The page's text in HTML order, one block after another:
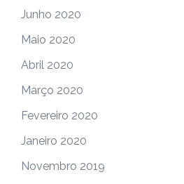
Junho 2020
Maio 2020
Abril 2020
Março 2020
Fevereiro 2020
Janeiro 2020
Novembro 2019